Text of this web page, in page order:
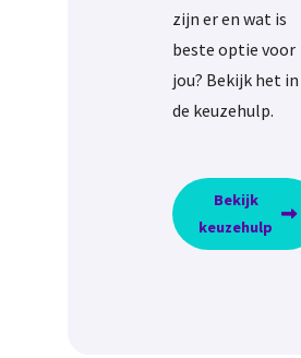
zijn er en wat is
beste optie voor
jou? Bekijk het in
de keuzehulp.
Bekijk
keuzehulp